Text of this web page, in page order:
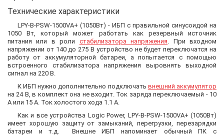
Технические характеристики
LPY-B-PSW-1500VA+ (1050Вт) - ИБП с правильной синусоидой на
1050 Вт, который может работать как резервный источник
питания или в роли стабилизатора напряжения. При входном
напряжении от 140 до 275 В устройство не будет переключатся на
работу от аккумуляторной батареи, а попытается с помощью
встроенного стабилизатора напряжения выровнять выходной
сигнал на 220 В.
К ИБП нужно дополнительно подключать внешний аккумулятор
на 24 В, в комплект она не входит. Ток заряда переключаемый - 10
А или 15 А. Ток холостого хода 1.1 А.
Как и все устройства Logic Power, LPY-B-PSW-1500VA+ (1050Вт)
имеет хорошую защиту от замыканий, перегрузки, перезарядки
батареи и т.д. Внешне ИБП напоминает обычный ПК с